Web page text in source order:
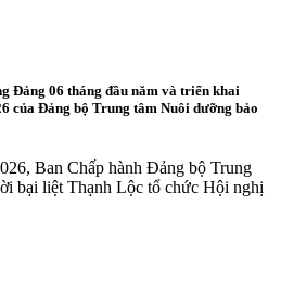
Đảng 06 tháng đầu năm và triển khai
của Đảng bộ Trung tâm Nuôi dưỡng bảo
Ban Chấp hành Đảng bộ Trung
bại liệt Thạnh Lộc tổ chức Hội nghị